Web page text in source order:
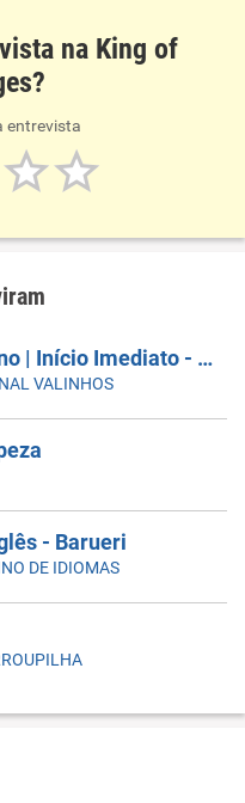
na King of
entrevista
Vendedor Externo | Início Imediato - SUMARÉ
VALINHOS
- Barueri
DE IDIOMAS